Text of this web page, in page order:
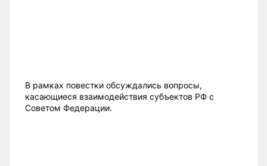
В рамках повестки обсуждались вопросы,
касающиеся взаимодействия субъектов РФ с
Советом Федерации.